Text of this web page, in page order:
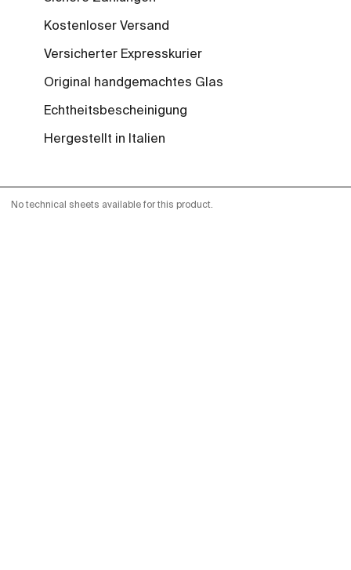
Kostenloser Versand
Versicherter Expresskurier
Original handgemachtes Glas
Echtheitsbescheinigung
Hergestellt in Italien
No technical sheets available for this product.